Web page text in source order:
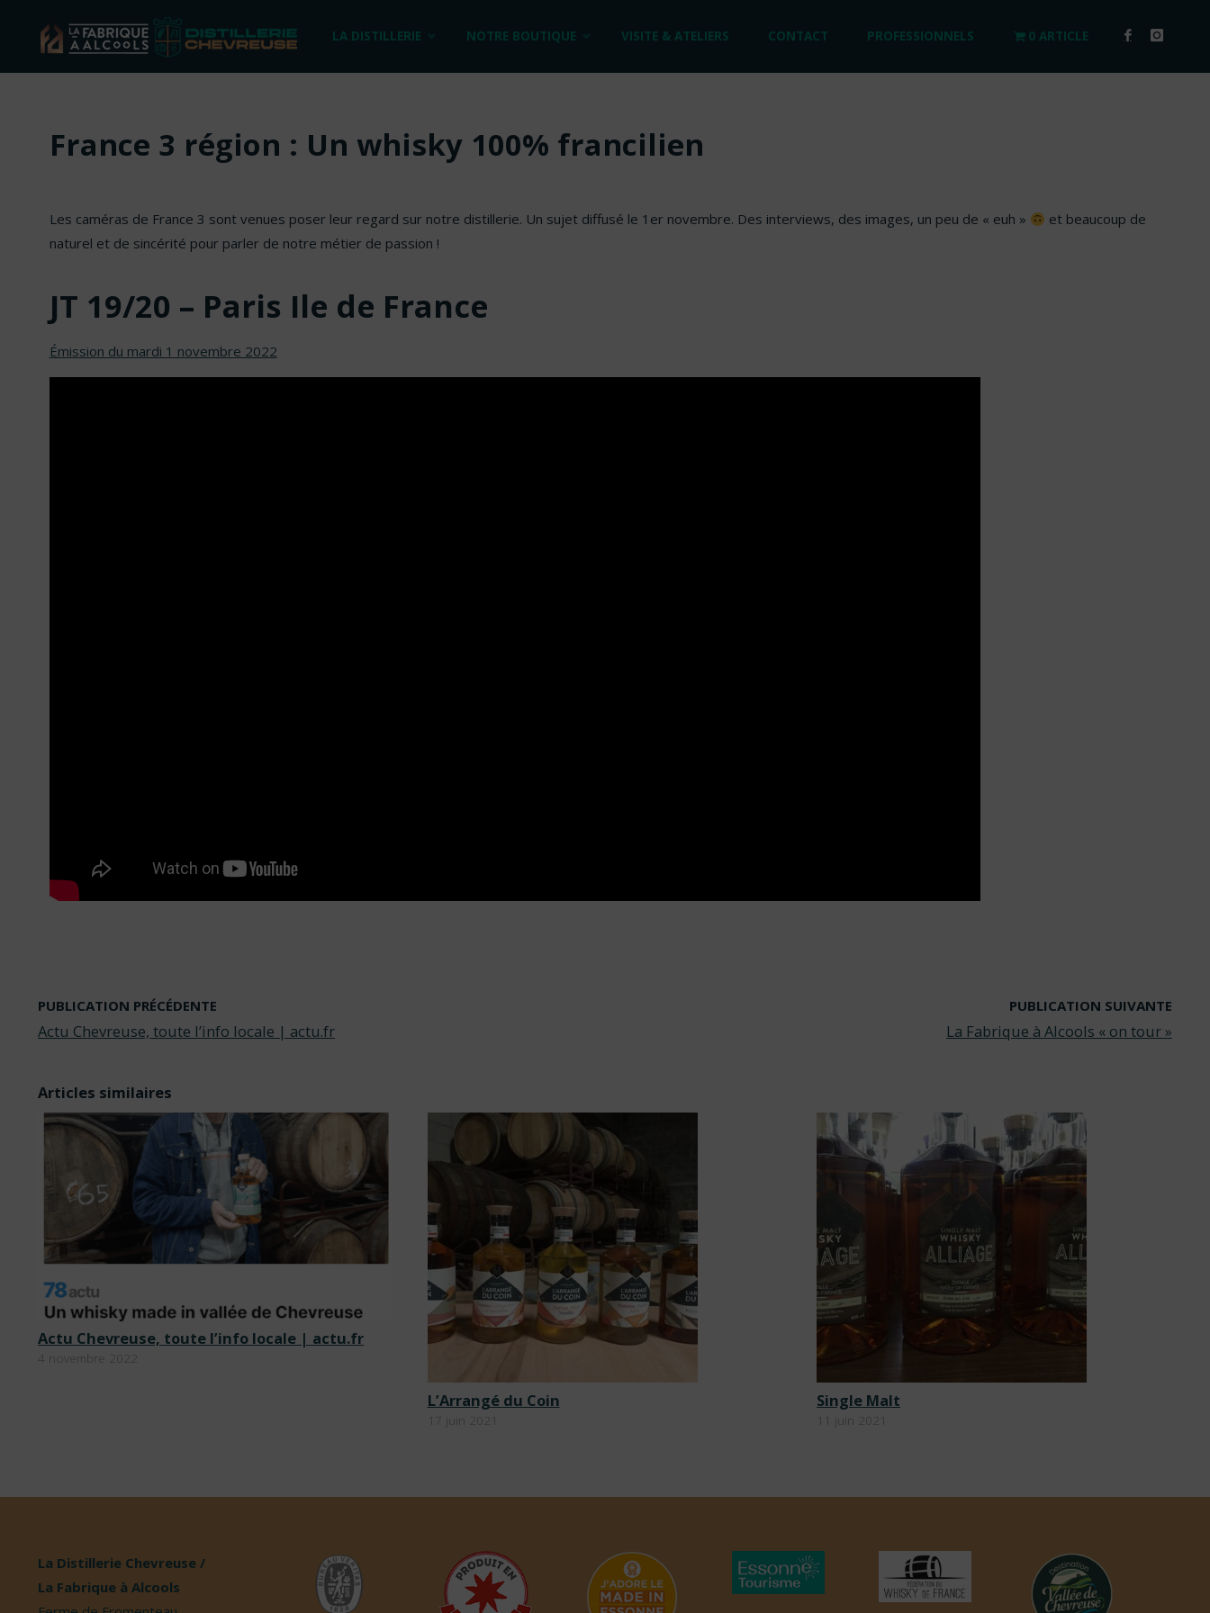
to
LA DISTILLERIE NOTRE BOUTIQUE VISITE & ATELIERS CONTACT PROFESSIONNELS 0 ARTICLE
France 3 région : Un whisky 100% francilien
Les caméras de France 3 sont venues poser leur regard sur notre distillerie. Un sujet diffusé le 1er novembre. Des interviews, des images, un peu de « euh »
et beaucoup de
naturel et de sincérité pour parler de notre métier de passion !
JT 19/20 – Paris Ile de France
Émission du mardi 1 novembre 2022
PUBLICATION PRÉCÉDENTE
Actu Chevreuse, toute l’info locale | actu.fr
PUBLICATION SUIVANTE
La Fabrique à Alcools « on tour »
Articles similaires
Actu Chevreuse, toute l’info locale | actu.fr
4 novembre 2022
L’Arrangé du Coin
17 juin 2021
Single Malt
11 juin 2021
La Distillerie Chevreuse /
La Fabrique à Alcools